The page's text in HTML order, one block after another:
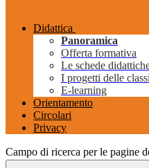
Didattica
Panoramica
Offerta formativa
Le schede
I progetti delle classi
E-learning
Orientamento
Circolari
Privacy
Campo di ricerca per le pagine